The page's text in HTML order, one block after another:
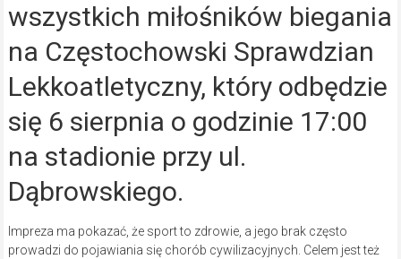
wszystkich miłośników biegania
na Częstochowski Sprawdzian
Lekkoatletyczny, który odbędzie
się 6 sierpnia o godzinie 17:00
na stadionie przy ul.
Dąbrowskiego.
Impreza ma pokazać, że sport to zdrowie, a jego brak często
prowadzi do pojawiania się chorób cywilizacyjnych. Celem jest też